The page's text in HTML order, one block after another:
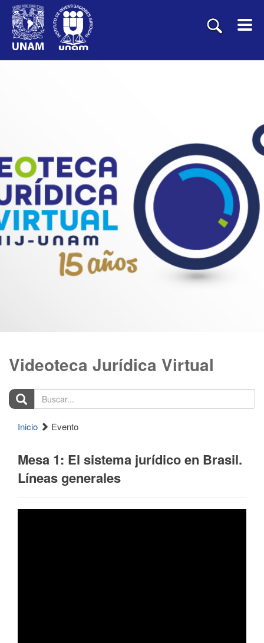
Videoteca Jurídica Virtual
Buscar...
Inicio Evento
Mesa 1: El sistema jurídico en Brasil.
Líneas generales